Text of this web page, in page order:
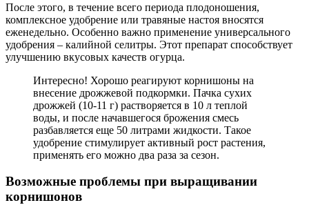
После этого, в течение всего периода плодоношения,
комплексное удобрение или травяные настоя вносятся
еженедельно. Особенно важно применение универсального
удобрения – калийной селитры. Этот препарат способствует
улучшению вкусовых качеств огурца.
Интересно! Хорошо реагируют корнишоны на
внесение дрожжевой подкормки. Пачка сухих
дрожжей (10-11 г) растворяется в 10 л теплой
воды, и после начавшегося брожения смесь
разбавляется еще 50 литрами жидкости. Такое
удобрение стимулирует активный рост растения,
применять его можно два раза за сезон.
Возможные проблемы при выращивании
корнишонов